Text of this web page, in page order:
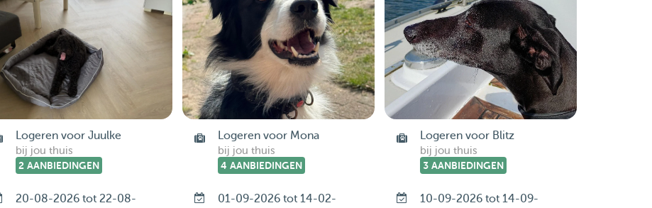
Logeren voor Juulke
bij jou thuis
2 AANBIEDINGEN
20-08-2026 tot 22-08-
Logeren voor Mona
bij jou thuis
4 AANBIEDINGEN
01-09-2026 tot 14-02-
Logeren voor Blitz
bij jou thuis
3 AANBIEDINGEN
10-09-2026 tot 14-09-